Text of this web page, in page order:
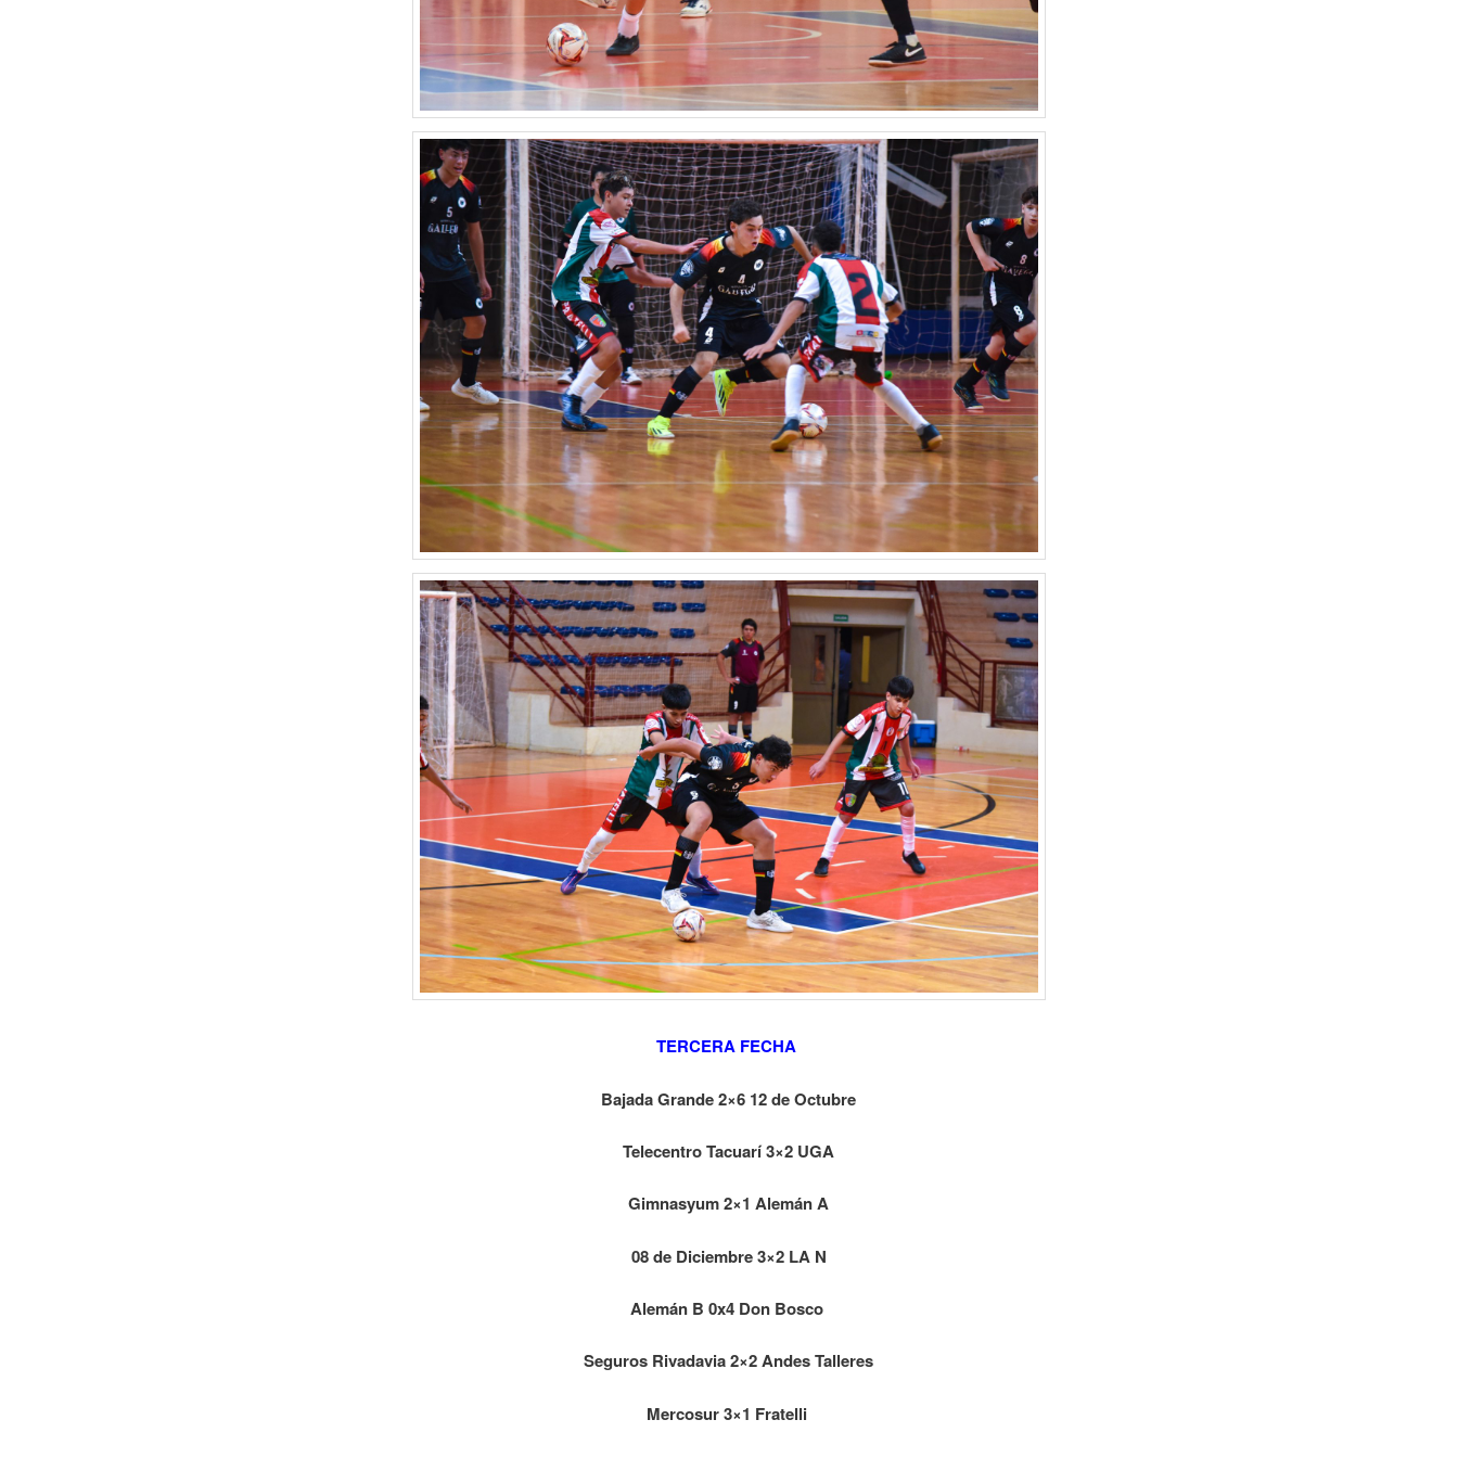
TERCERA FECHA
Bajada Grande 2×6 12 de Octubre
Telecentro Tacuarí 3×2 UGA
Gimnasyum 2×1 Alemán A
08 de Diciembre 3×2 LA N
Alemán B 0x4 Don Bosco
Seguros Rivadavia 2×2 Andes Talleres
Mercosur 3×1 Fratelli